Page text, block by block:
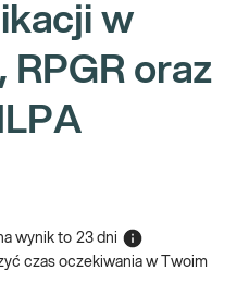
w
RPGR oraz
wynik to 23 dni
czas oczekiwania w Twoim